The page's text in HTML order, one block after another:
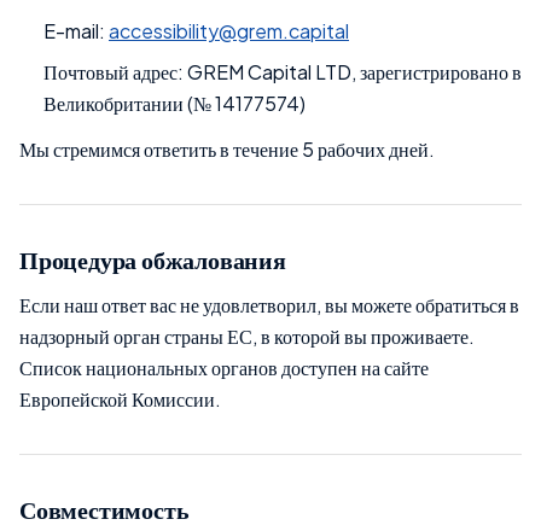
E-mail: accessibility@grem.capital
Почтовый адрес: GREM Capital LTD, зарегистрировано в
Великобритании (№ 14177574)
Мы стремимся ответить в течение 5 рабочих дней.
Процедура обжалования
Если наш ответ вас не удовлетворил, вы можете обратиться в
надзорный орган страны ЕС, в которой вы проживаете.
Список национальных органов доступен на сайте
Европейской Комиссии.
Совместимость